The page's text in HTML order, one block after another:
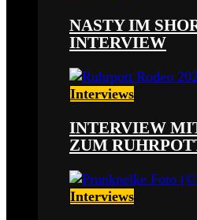
NASTY IM
INTERVIEW
Interviews
INTERVIEW
ZUM
Interviews